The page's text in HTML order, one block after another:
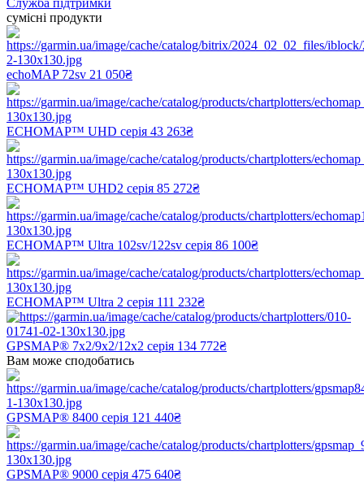
сумісні продукти
echoMAP 72sv 21 050₴
ECHOMAP™ UHD серія 43 263₴
ECHOMAP™ UHD2 серія 85 272₴
ECHOMAP™ Ultra 102sv/122sv серія 86 100₴
ECHOMAP™ Ultra 2 серія 111 232₴
GPSMAP® 7x2/9x2/12x2 серія 134 772₴
Вам може сподобатись
GPSMAP® 8400 серія 121 440₴
GPSMAP® 9000 серія 475 640₴